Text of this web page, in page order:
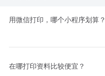
用微信打印，哪个小程序划算？
在哪打印资料比较便宜？